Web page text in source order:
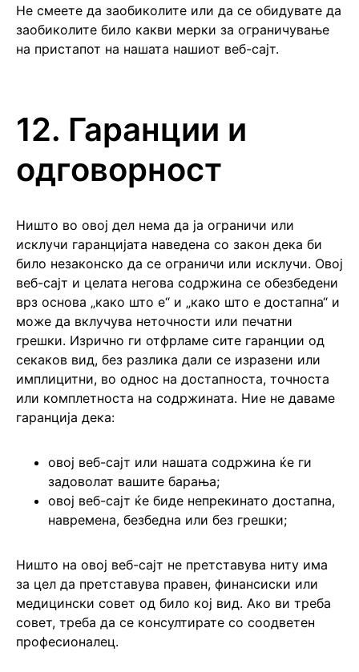
Не смеете да заобиколите или да се обидувате да
заобиколите било какви мерки за ограничување
на пристапот на нашата нашиот веб-сајт.
12. Гаранции и
одговорност
Ништо во овој дел нема да ја ограничи или
исклучи гаранцијата наведена со закон дека би
било незаконско да се ограничи или исклучи. Овој
веб-сајт и целата негова содржина се обезбедени
врз основа „како што е“ и „како што е достапна“ и
може да вклучува неточности или печатни
грешки. Изрично ги отфрламе сите гаранции од
секаков вид, без разлика дали се изразени или
имплицитни, во однос на достапноста, точноста
или комплетноста на содржината. Ние не даваме
гаранција дека:
овој веб-сајт или нашата содржина ќе ги
задоволат вашите барања;
овој веб-сајт ќе биде непрекинато достапна,
навремена, безбедна или без грешки;
Ништо на овој веб-сајт не претставува ниту има
за цел да претставува правен, финансиски или
медицински совет од било кој вид. Ако ви треба
совет, треба да се консултирате со соодветен
професионалец.